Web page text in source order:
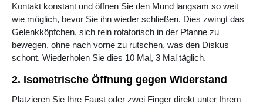
Kontakt konstant und öffnen Sie den Mund langsam so weit
wie möglich, bevor Sie ihn wieder schließen. Dies zwingt das
Gelenkköpfchen, sich rein rotatorisch in der Pfanne zu
bewegen, ohne nach vorne zu rutschen, was den Diskus
schont. Wiederholen Sie dies 10 Mal, 3 Mal täglich.
2. Isometrische Öffnung gegen Widerstand
Platzieren Sie Ihre Faust oder zwei Finger direkt unter Ihrem